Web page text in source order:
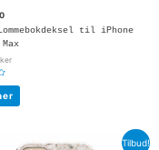
til iPhone
Tilbud!